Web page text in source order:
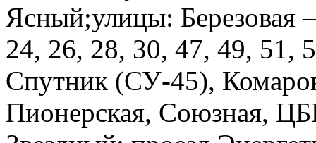
Ясный;улицы: Березовая
24, 26, 28, 30, 47, 49,
Спутник (СУ-45),
Пионерская, Союзная,